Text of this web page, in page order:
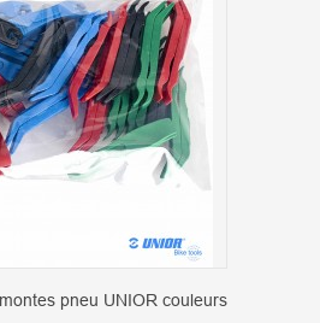
pneu UNIOR couleurs